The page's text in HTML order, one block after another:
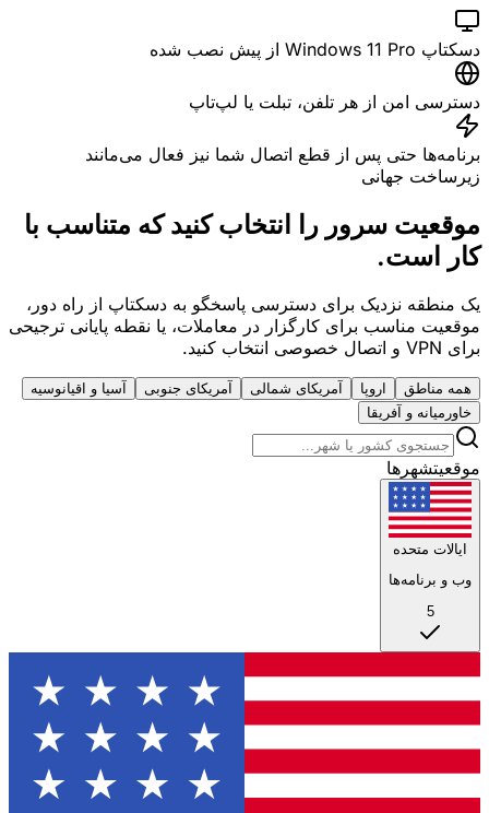
دسکتاپ Windows 11 Pro از پیش نصب شده
دسترسی امن از هر تلفن، تبلت یا لپ‌تاپ
برنامه‌ها حتی پس از قطع اتصال شما نیز فعال می‌مانند
زیرساخت جهانی
موقعیت سرور را انتخاب کنیدکه متناسب با
کار است.
یک منطقه نزدیک برای دسترسی پاسخگو به دسکتاپ از راه دور،
موقعیت مناسب برای کارگزار در معاملات، یا نقطه پایانی ترجیحی
برای VPN و اتصال خصوصی انتخاب کنید.
همه مناطق اروپا آمریکای شمالی آمریکای جنوبی
آسیا و اقیانوسیه
خاورمیانه و آفریقا
موقعیتشهرها
ایالات متحده
وب و برنامه‌ها
5